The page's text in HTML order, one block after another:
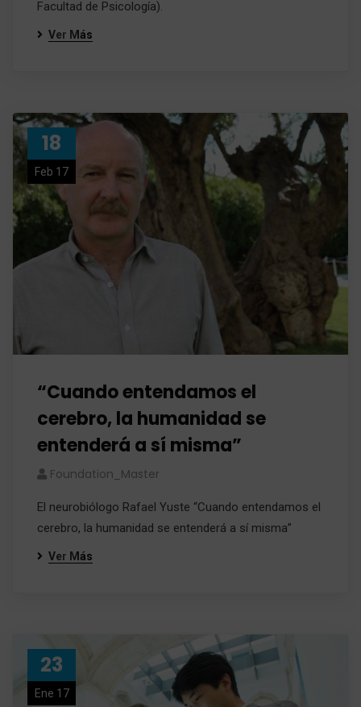
Facultad de Psicología).
Ver Más
18
Feb 17
“Cuando entendamos el
cerebro, la humanidad se
entenderá a sí misma”
Foundation_Master
El neurobiólogo Rafael Yuste “Cuando entendamos el
cerebro, la humanidad se entenderá a sí misma”
Ver Más
23
Ene 17